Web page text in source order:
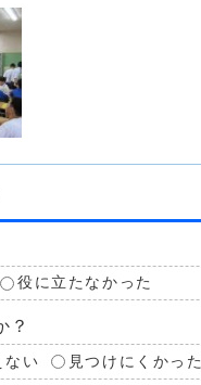
役に立たなかった
？
ない 見つけにくかった